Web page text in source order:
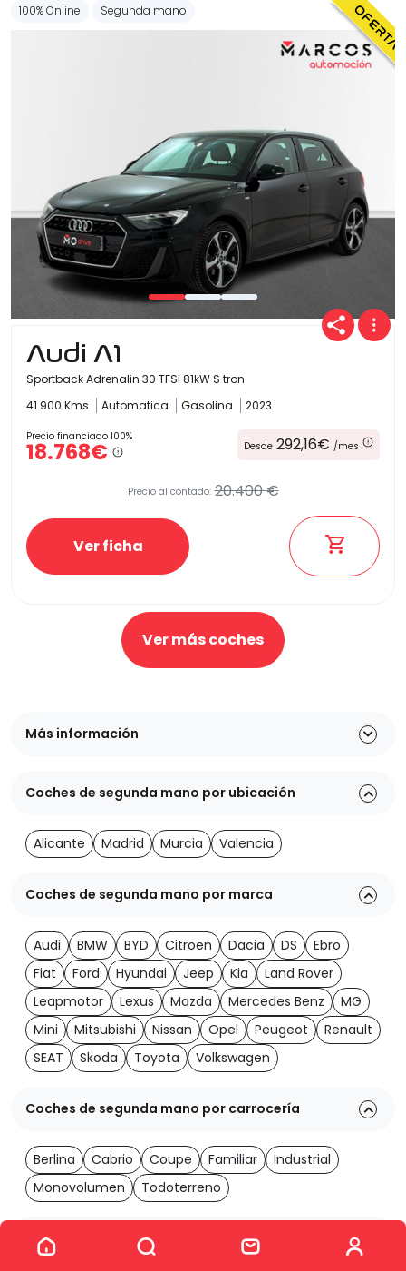
Ver los 1987 coches
100% Online Segunda mano
Audi A1
Sportback Adrenalin 30 TFSI 81kW S tron
41.900 Kms
Automatica Gasolina 2023
Precio financiado 100%
18.768€ Desde 292,16€ /mes
Precio al contado: 20.400 €
Ver ficha
Ver más coches
Más información
Coches de segunda mano por ubicación
Alicante Madrid Murcia Valencia
Coches de segunda mano por marca
Audi BMW BYD Citroen Dacia DS
Ebro
Fiat
Ford Hyundai Jeep Kia
Land Rover
Leapmotor
Lexus Mazda Mercedes Benz
MG
Mini
Mitsubishi Nissan Opel Peugeot
Renault
SEAT
Skoda Toyota Volkswagen
Coches de segunda mano por carrocería
Berlina Cabrio Coupe Familiar
Industrial
Monovolumen
Todoterreno
Coches de segunda mano por transmisión